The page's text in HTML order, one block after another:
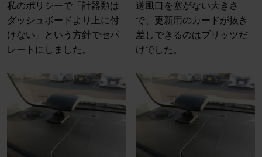
私のポリシーで「計器類は
ダッシュボードより上に付
けない」という方針でセパ
レートにしました。
送風口を塞がない大きさ
で、更新用のカードが抜き
差しできるのはブリッツだ
けでした。